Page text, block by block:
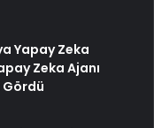
Yapay Zeka
Zeka Ajanı
Gördü